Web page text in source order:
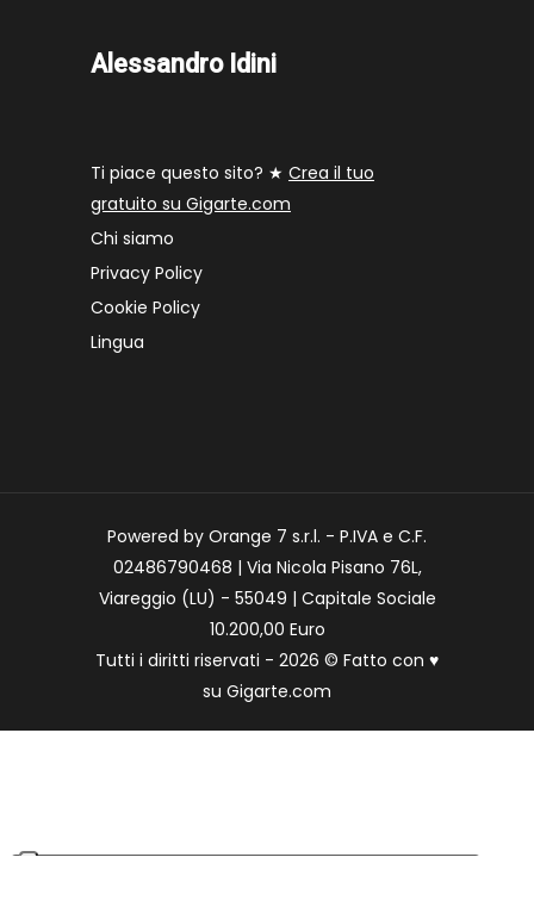
Alessandro Idini
Ti piace questo sito? ★ Crea il tuo
gratuito su Gigarte.com
Chi siamo
Privacy Policy
Cookie Policy
Lingua
Powered by Orange 7 s.r.l. - P.IVA e C.F.
02486790468 | Via Nicola Pisano 76L,
Viareggio (LU) - 55049 | Capitale Sociale
10.200,00 Euro
Tutti i diritti riservati - 2026 © Fatto con ♥
su Gigarte.com